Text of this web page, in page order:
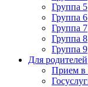
Группа 5
Группа 6
Группа 7
Группа 8
Группа 9
Для родителей
Прием в